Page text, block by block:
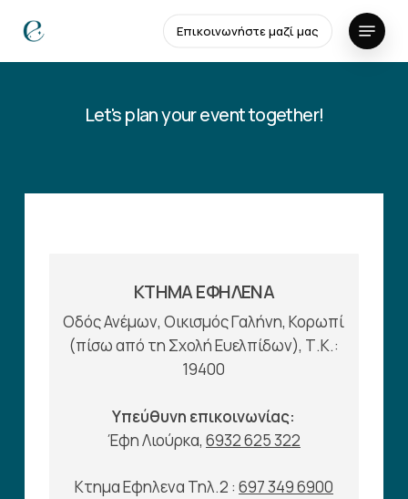
main
Επικοινωνήστε μαζί μας
Menu
Let's plan your event together!
ΚΤΗΜΑ ΕΦΗΛΕΝΑ
Οδός Ανέμων, Οικισμός Γαλήνη, Κορωπί
(πίσω από τη Σχολή Ευελπίδων), Τ.Κ.:
19400
Υπεύθυνη επικοινωνίας:
Έφη Λιούρκα, 6932 625 322
Κτημα Εφηλενα Τηλ.2 : 697 349 6900
Close